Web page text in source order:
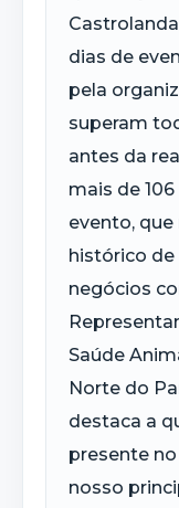
dias de
pela
superam
antes da
mais de
evento,
histórico de
negócios
Saúde
Norte do
destaca a
presente
nosso